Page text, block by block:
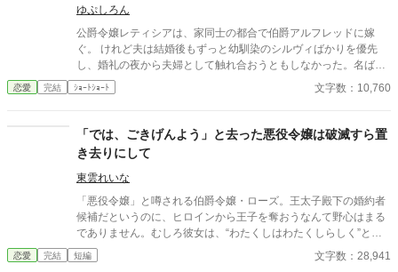
イザラの持つ鋼のような意志と冷静な知性を見抜き、彼女の非公
式な協力者となる。 しかし、そんな彼女を待っていたのは「辺
境伯と不貞を働いている」という、さらに悪質な濡れ衣だった―
―
ゆぷしろん
公爵令嬢レティシアは、家同士の都合で伯爵アルフレッドに嫁
ぐ。 けれど夫は結婚後もずっと幼馴染のシルヴィばかりを優先
し、婚礼の夜から夫婦として触れ合おうともしなかった。名ばか
りの妻として伯爵家を支え、領地経営まで立て直しても、彼にと
ってレティシアは“都合のいい伯爵夫人”でしかない。 やがて結婚
染を屋敷に迎え入れようとしている会話を聞いてしまったレティ
シアは、ついに決意する。 ――もう、この結婚には見切りをつけ
よう。 夜明け前、彼女は離縁の準備を整え、伯爵邸を出奔。 身を
寄せた北の港町で薬舗を手伝いながら、自分の力で生きる穏やか
な日々を手に入れていく。そこで出会ったのは、身分ではなく一
人の女性として彼女を尊重してくれる青年医師ノアだった。 一
方、都合よく尽くしてくれる妻を失ったアルフレッドは、ようや
く自分が何を失ったのかを思い知ることになる。 幼馴染ばかりを
優先する婚約者との白い結婚に終止符を打ち、傷ついた公爵令嬢
恋愛 完結 ｼｮｰﾄｼｮｰﾄ 文字数：10,760
「では、ごきげんよう」と去った悪役令嬢は破滅すら置
き去りにして
東雲れいな
「悪役令嬢」と噂される伯爵令嬢・ローズ。王太子殿下の婚約者
候補だというのに、ヒロインから王子を奪おうなんて野心はまる
でありません。むしろ彼女は、“わたくしはわたくしらしく”と胸
を張り、周囲の冷たい視線にも毅然と立ち向かいます。 破滅を甘
受する覚悟すらあった彼女が、誇り高く戦い抜くとき、運命は大
恋愛 完結 短編 文字数：28,941